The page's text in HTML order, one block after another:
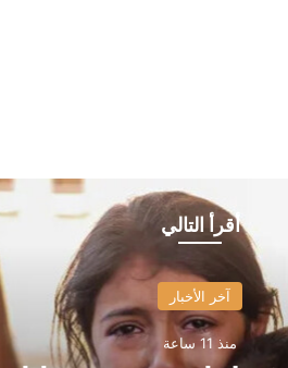
أقرأ التالي
آخر الأخبار
منذ 11 ساعة